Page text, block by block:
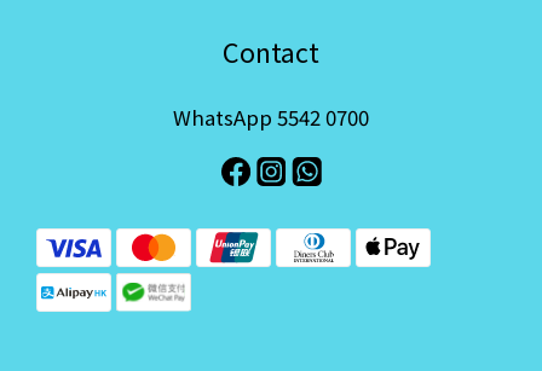
Contact
WhatsApp 5542 0700